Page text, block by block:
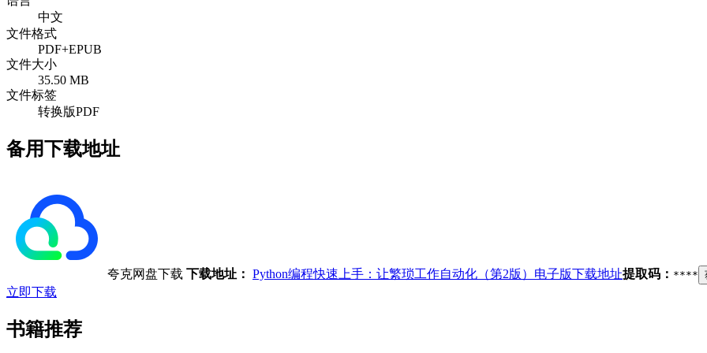
中文
文件格式
PDF+EPUB
文件大小
35.50 MB
文件标签
转换版PDF
备用下载地址
夸克网盘下载 下载地址： Python编程快速上手：让繁琐工作自动化（第2版）电子版下载地址提取码： ****
立即下载
书籍推荐